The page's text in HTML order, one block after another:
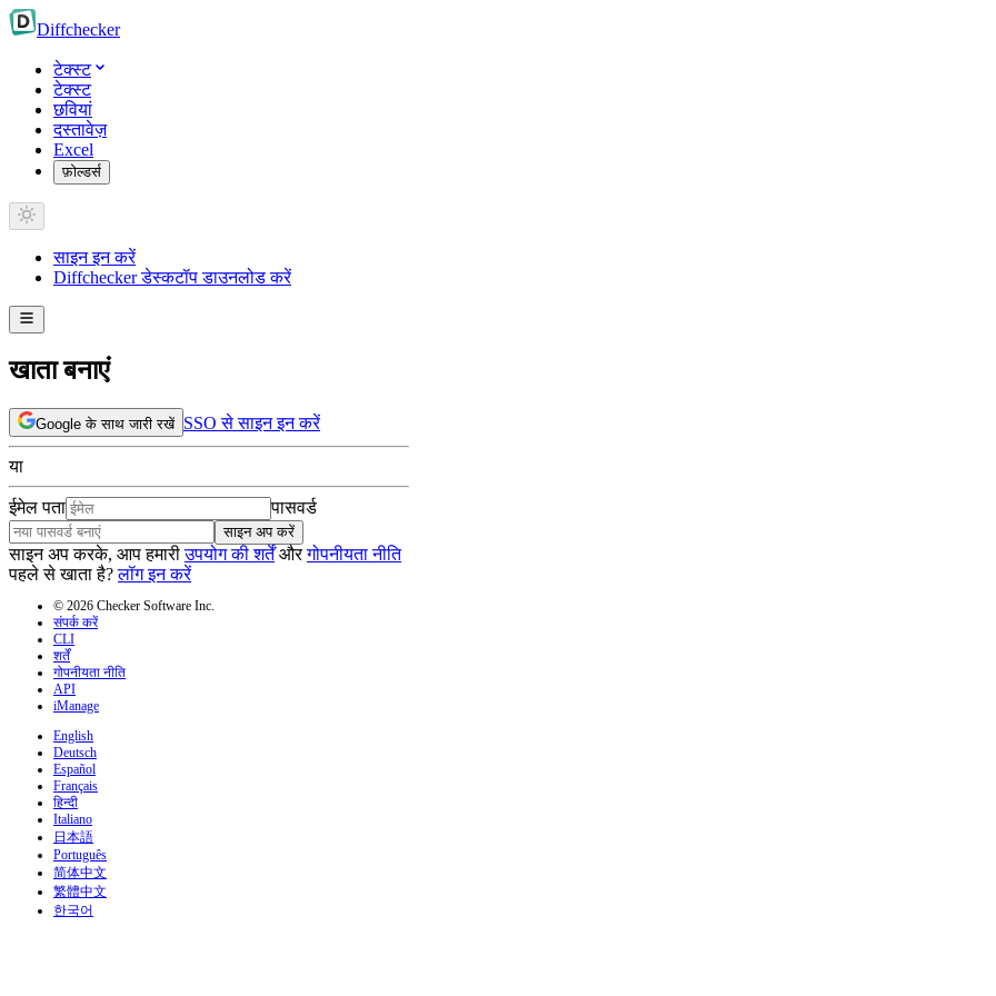
Diffchecker
टेक्स्ट
टेक्स्ट
छवियां
दस्तावेज़
Excel
फ़ोल्डर्स
साइन इन करें
Diffchecker डेस्कटॉप डाउनलोड करें
खाता बनाएं
Google के साथ जारी रखें SSO से साइन इन करें
या
ईमेल पता पासवर्ड
साइन अप करें
साइन अप करके, आप हमारी उपयोग की शर्तें और गोपनीयता नीति
पहले से खाता है? लॉग इन करें
© 2026 Checker Software Inc.
संपर्क करें
CLI
शर्तें
गोपनीयता नीति
API
iManage
English
Deutsch
Español
Français
हिन्दी
Italiano
日本語
Português
简体中文
繁體中文
한국어